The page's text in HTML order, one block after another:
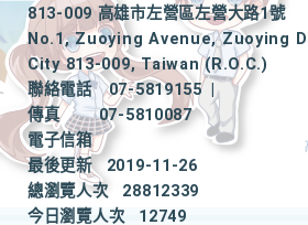
813-009 高雄市左營區左營大路1號
No.1, Zuoying Avenue, Zuoying
City 813-009, Taiwan (R.O.C.)
聯絡電話
07-5819155
|
傳真
07-5810087
電子信箱
最後更新
2019-11-26
總瀏覽人次
28812339
今日瀏覽人次
12749